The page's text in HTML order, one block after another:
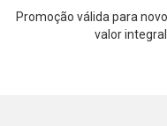
Promoção válida para
valor